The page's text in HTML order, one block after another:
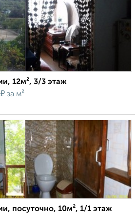
12м², 3/3 этаж
₽ за м²
посуточно, 10м², 1/1 этаж